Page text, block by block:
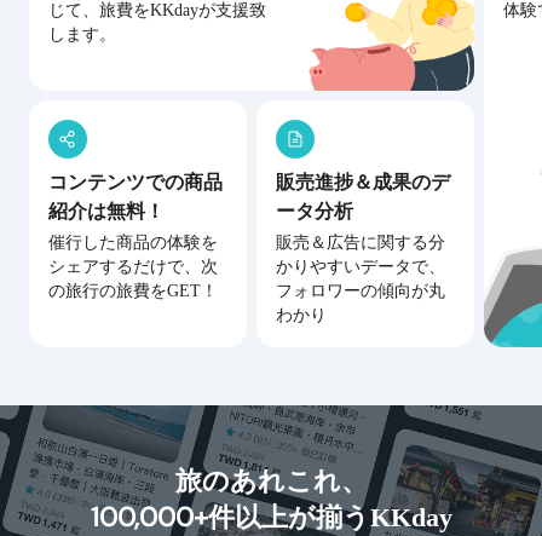
じて、旅費をKKdayが支援致
します。
体験
コンテンツでの商品
紹介は無料！
催行した商品の体験を
シェアするだけで、次
の旅行の旅費をGET！
販売進捗＆成果のデ
ータ分析
販売＆広告に関する分
かりやすいデータで、
フォロワーの傾向が丸
わかり
旅のあれこれ、
100,000+件以上が揃うKKday